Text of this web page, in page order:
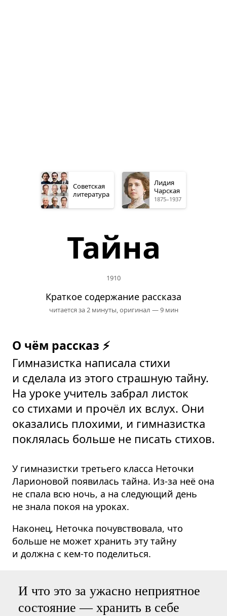
Советская
литература
Лидия
Чарская
1875–1937
Тайна
1910
Краткое содержание рассказа
читается за 2 минуты,оригинал — 9 мин
О чём рассказ ⚡
Гимназистка написала стихи
и сделала из этого страшную тайну.
На уроке учитель забрал листок
со стихами и прочёл их вслух. Они
оказались плохими, и гимназистка
поклялась больше не писать стихов.
У гимназистки третьего класса Неточки
Ларионовой появилась тайна. Из-за неё она
не спала всю ночь, а на следующий день
не знала покоя на уроках.
Наконец, Неточка почувствовала, что
больше не может хранить эту тайну
и должна с кем-то поделиться.
И что это за ужасно неприятное
состояние — хранить в себе